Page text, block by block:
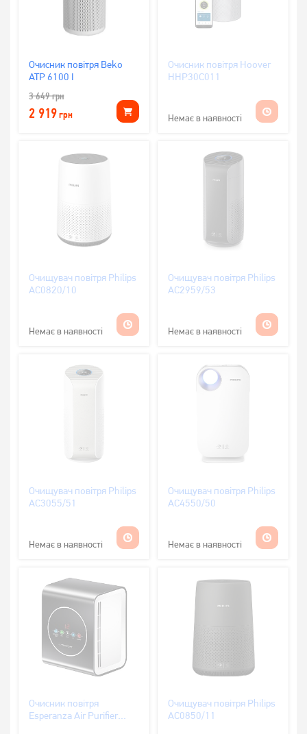
Очисник повітря Beko
ATP 6100 I
3 649грн
2 919грн
Очисник повітря Hoover
HHP30C011
Немає в наявності
Очищувач повітря Philips
AC0820/10
Немає в наявності
Очищувач повітря Philips
AC2959/53
Немає в наявності
Очищувач повітря Philips
AC3055/51
Немає в наявності
Очищувач повітря Philips
AC4550/50
Немає в наявності
Очисник повітря
Esperanza Air Purifier
Очищувач повітря Philips
AC0850/11